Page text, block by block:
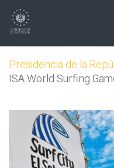
Presidencia de la
ISA World Surfing